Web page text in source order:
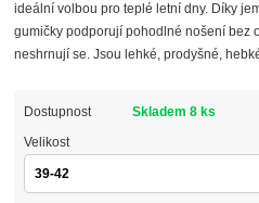
ideální volbou pro teplé letní dny. Díky
gumičky podporují pohodlné nošení bez
neshrnují se. Jsou lehké, prodyšné,
Dostupnost Skladem 8 ks
Velikost